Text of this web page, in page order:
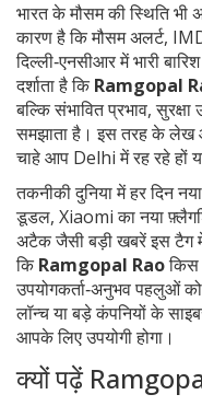
भारत के मौसम की स्थिति
कारण है किमौसम अलर्ट,
दिल्ली‑एनसीआर में भारी
दर्शाता है किRamgopal
बल्कि संभावित प्रभाव, सुरक्षा
समझाता है। इस तरह के लेख
चाहे आप Delhi में रह रहे हों
तकनीकी दुनिया में हर दिन
डूडल, Xiaomi का नया
अटैक जैसी बड़ी खबरेंइस टैग
किRamgopal Raoकिस
उपयोगकर्ता‑अनुभव पहलुओं
लॉन्च या बड़े कंपनियों के
आपके लिए उपयोगी होगा।
क्यों पढ़ें